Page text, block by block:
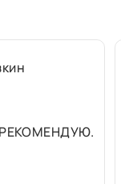
РЕКОМЕНДУЮ.